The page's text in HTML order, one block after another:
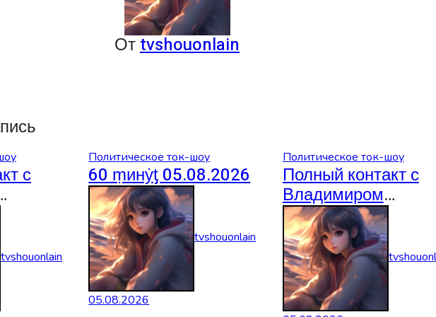
От tvshouonlain
с
tvshouonlain
Политическое ток-шоу
60 ṃинẏƫ 05.08.2026
tvshouonlain
05.08.2026
Политическое ток-шоу
Полный контакт с
Владимиром
Соловьевым
05.08.2026